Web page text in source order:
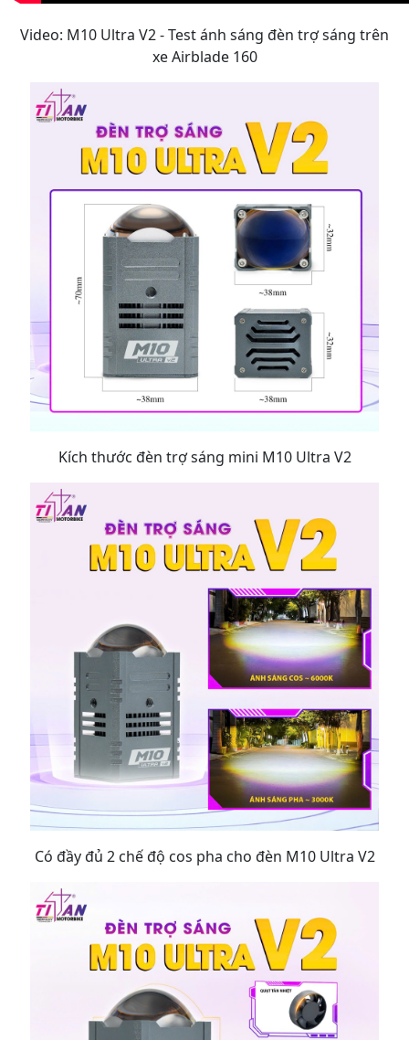
Video: M10 Ultra V2 - Test ánh sáng đèn trợ sáng trên
xe Airblade 160
Kích thước đèn trợ sáng mini M10 Ultra V2
Có đầy đủ 2 chế độ cos pha cho đèn M10 Ultra V2